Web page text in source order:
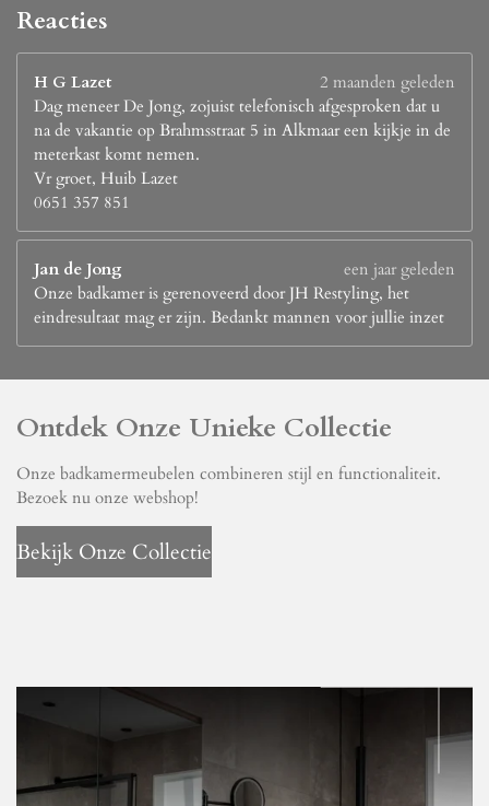
Reacties
H G Lazet
2 maanden geleden
Dag meneer De Jong, zojuist telefonisch afgesproken dat u
na de vakantie op Brahmsstraat 5 in Alkmaar een kijkje in de
meterkast komt nemen.
Vr groet, Huib Lazet
0651 357 851
Jan de Jong
een jaar geleden
Onze badkamer is gerenoveerd door JH Restyling, het
eindresultaat mag er zijn. Bedankt mannen voor jullie inzet
Ontdek Onze Unieke Collectie
Onze badkamermeubelen combineren stijl en functionaliteit.
Bezoek nu onze webshop!
Bekijk Onze Collectie